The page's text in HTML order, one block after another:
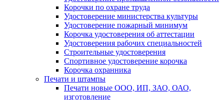
Корочки по охране труда
Удостоверение министерства культуры
Удостоверение пожарный минимум
Корочка удостоверения об аттестации
Удостоверения рабочих специальностей
Строительные удостоверения
Спортивное удостоверение корочка
Корочка охранника
Печати и штампы
Печати новые ООО, ИП, ЗАО, ОАО,
изготовление